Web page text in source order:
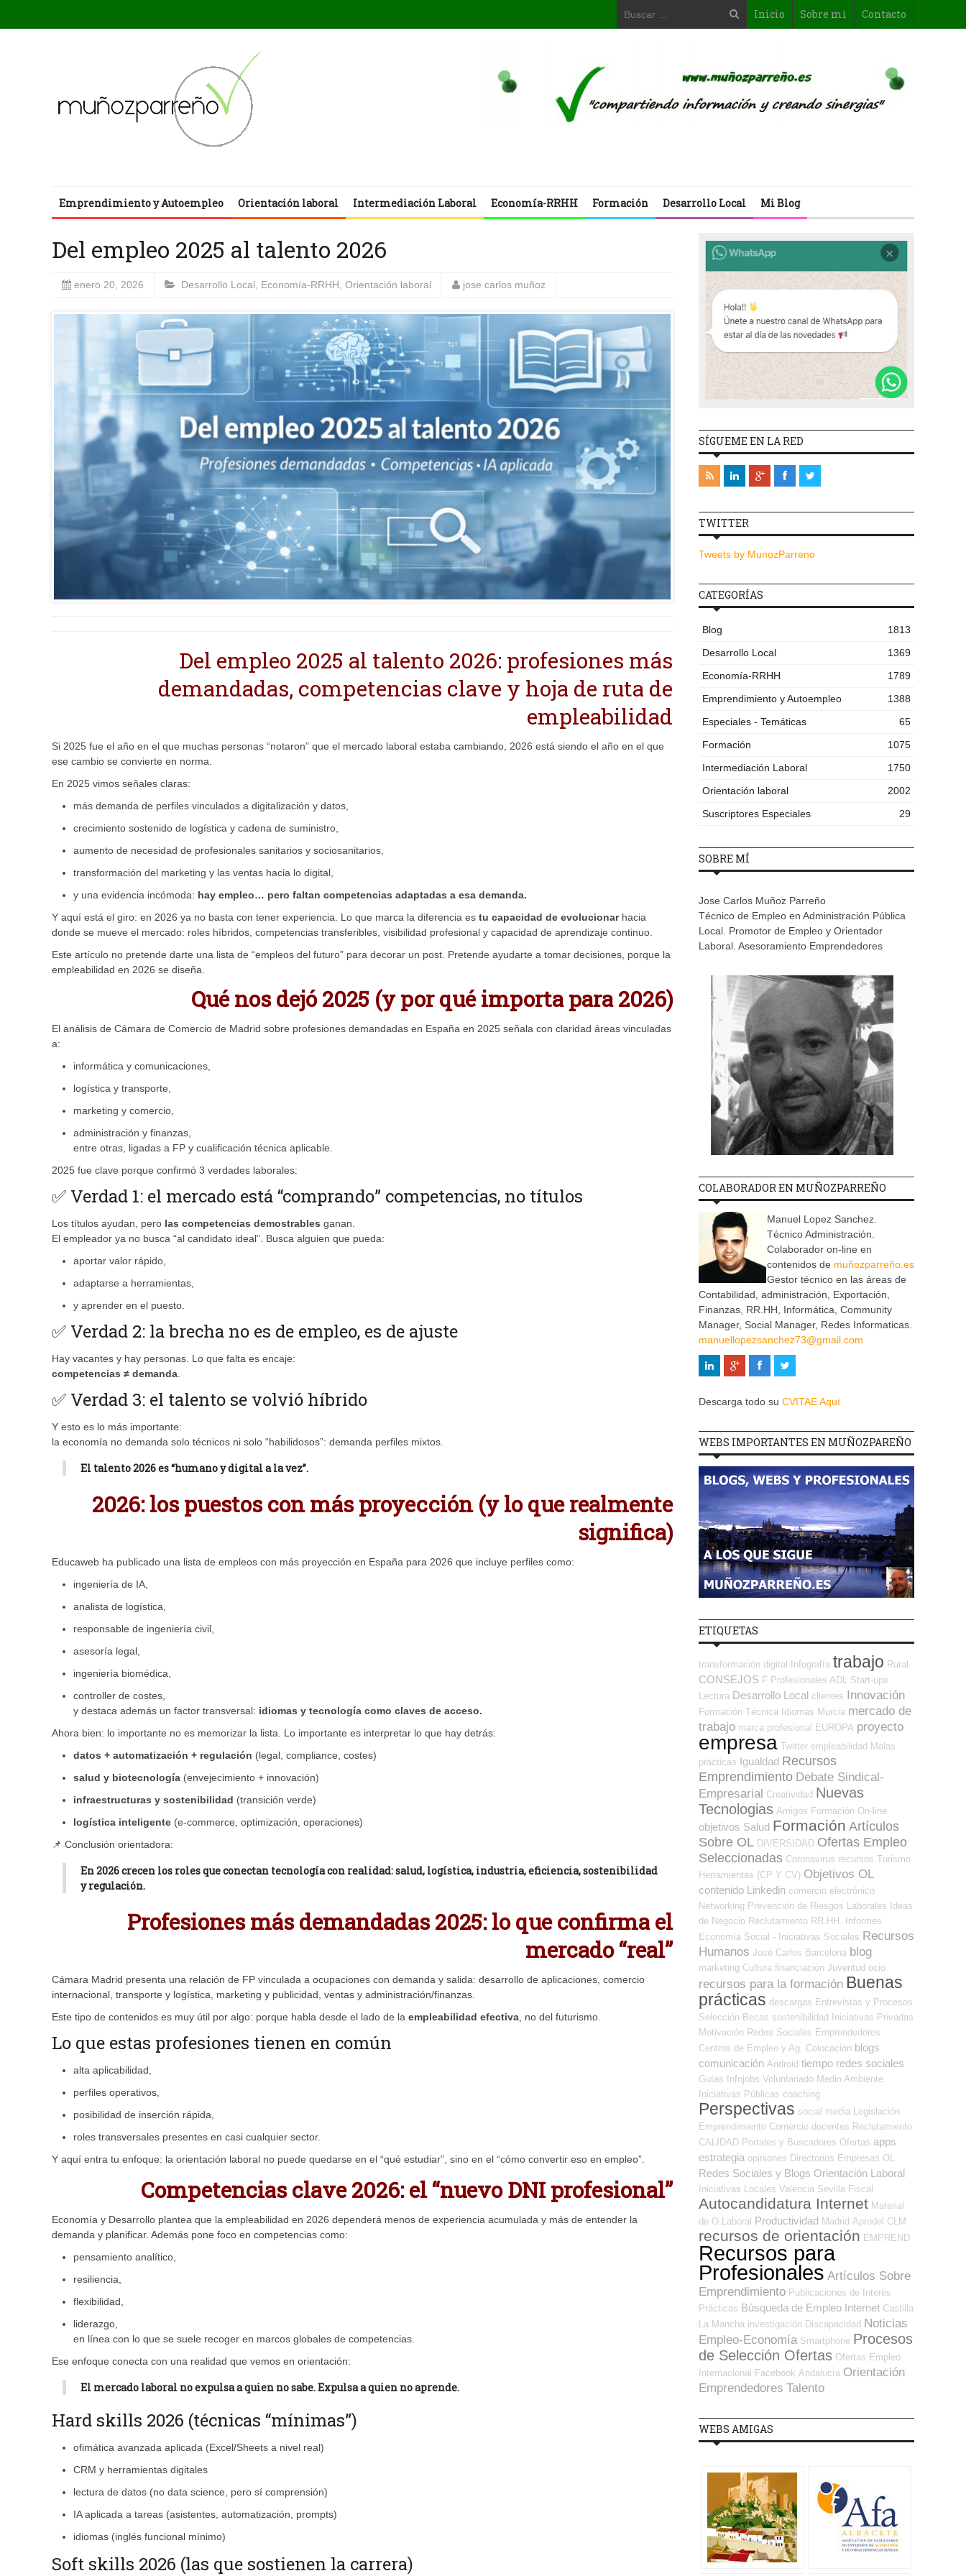
Inicio Sobre mi Contacto
Emprendimiento y Autoempleo Orientación laboral Intermediación Laboral Economía-RRHH Formación Desarrollo Local Mi Blog
Del empleo 2025 al talento 2026
enero 20, 2026 Desarrollo Local Economía-RRHH Orientación laboral jose carlos muñoz
Del empleo 2025 al talento 2026: profesiones más
demandadas, competencias clave y hoja de ruta de
empleabilidad
Si 2025 fue el año en el que muchas personas “notaron” que el mercado laboral estaba cambiando, 2026 está siendo el año en el que
ese cambio se convierte en norma.
En 2025 vimos señales claras:
más demanda de perfiles vinculados a digitalización y datos,
crecimiento sostenido de logística y cadena de suministro,
aumento de necesidad de profesionales sanitarios y sociosanitarios,
transformación del marketing y las ventas hacia lo digital,
y una evidencia incómoda: hay empleo… pero faltan competencias adaptadas a esa demanda.
Y aquí está el giro: en 2026 ya no basta con tener experiencia. Lo que marca la diferencia es tu capacidad de evolucionarhacia
donde se mueve el mercado: roles híbridos, competencias transferibles, visibilidad profesional y capacidad de aprendizaje continuo.
Este artículo no pretende darte una lista de “empleos del futuro” para decorar un post. Pretende ayudarte a tomar decisiones, porque la
empleabilidad en 2026 se diseña.
Qué nos dejó 2025 (y por qué importa para 2026)
El análisis de Cámara de Comercio de Madrid sobre profesiones demandadas en España en 2025 señala con claridad áreas vinculadas
a:
informática y comunicaciones,
logística y transporte,
marketing y comercio,
administración y finanzas,
entre otras, ligadas a FP y cualificación técnica aplicable.
2025 fue clave porque confirmó 3 verdades laborales:
✅ Verdad 1: el mercado está “comprando” competencias, no títulos
Los títulos ayudan, pero las competencias demostrables ganan.
El empleador ya no busca “al candidato ideal”. Busca alguien que pueda:
aportar valor rápido,
adaptarse a herramientas,
y aprender en el puesto.
✅ Verdad 2: la brecha no es de empleo, es de ajuste
Hay vacantes y hay personas. Lo que falta es encaje:
competencias ≠ demanda.
✅ Verdad 3: el talento se volvió híbrido
Y esto es lo más importante:
la economía no demanda solo técnicos ni solo “habilidosos”: demanda perfiles mixtos.
El talento 2026 es “humano y digital a la vez”.
2026: los puestos con más proyección (y lo que realmente
significa)
Educaweb ha publicado una lista de empleos con más proyección en España para 2026 que incluye perfiles como:
ingeniería de IA,
analista de logística,
responsable de ingeniería civil,
asesoría legal,
ingeniería biomédica,
controller de costes,
y destaca además un factor transversal: idiomas y tecnología como claves de acceso.
Ahora bien: lo importante no es memorizar la lista. Lo importante es interpretar lo que hay detrás:
datos + automatización + regulación (legal, compliance, costes)
salud y biotecnología (envejecimiento + innovación)
infraestructuras y sostenibilidad (transición verde)
logística inteligente (e-commerce, optimización, operaciones)
📌 Conclusión orientadora:
En 2026 crecen los roles que conectan tecnología con realidad: salud, logística, industria, eficiencia, sostenibilidad
y regulación.
Profesiones más demandadas 2025: lo que confirma el
mercado “real”
Cámara Madrid presenta una relación de FP vinculada a ocupaciones con demanda y salida: desarrollo de aplicaciones, comercio
internacional, transporte y logística, marketing y publicidad, ventas y administración/finanzas.
Este tipo de contenidos es muy útil por algo: porque habla desde el lado de la empleabilidad efectiva, no del futurismo.
Lo que estas profesiones tienen en común
alta aplicabilidad,
perfiles operativos,
posibilidad de inserción rápida,
roles transversales presentes en casi cualquier sector.
Y aquí entra tu enfoque: la orientación laboral no puede quedarse en el “qué estudiar”, sino en el “cómo convertir eso en empleo”.
Competencias clave 2026: el “nuevo DNI profesional”
Economía y Desarrollo plantea que la empleabilidad en 2026 dependerá menos de experiencia acumulada y más de entender la
demanda y planificar. Además pone foco en competencias como:
pensamiento analítico,
resiliencia,
flexibilidad,
liderazgo,
en línea con lo que se suele recoger en marcos globales de competencias.
Ese enfoque conecta con una realidad que vemos en orientación:
El mercado laboral no expulsa a quien no sabe. Expulsa a quien no aprende.
Hard skills 2026 (técnicas “mínimas”)
ofimática avanzada aplicada (Excel/Sheets a nivel real)
CRM y herramientas digitales
lectura de datos (no data science, pero sí comprensión)
IA aplicada a tareas (asistentes, automatización, prompts)
idiomas (inglés funcional mínimo)
Soft skills 2026 (las que sostienen la carrera)
SÍGUEME EN LA RED
TWITTER
Tweets by MunozParreno
CATEGORÍAS
Blog
1813
Desarrollo Local
1369
Economía-RRHH
1789
Emprendimiento y Autoempleo
1388
Especiales - Temáticas
65
Formación
1075
Intermediación Laboral
1750
Orientación laboral
2002
Suscriptores Especiales
29
SOBRE MÍ
Jose Carlos Muñoz Parreño
Técnico de Empleo en Administración Pública
Local. Promotor de Empleo y Orientador
Laboral. Asesoramiento Emprendedores
COLABORADOR EN MUÑOZPARREÑO
Manuel Lopez Sanchez.
Técnico Administración.
Colaborador on-line en
contenidos de muñozparreño.es
Gestor técnico en las áreas de
Contabilidad, administración, Exportación,
Finanzas, RR.HH, Informática, Community
Manager, Social Manager, Redes Informaticas.
manuellopezsanchez73@gmail.com
Descarga todo su CVITAE Aquí
WEBS IMPORTANTES EN MUÑOZPAREÑO
ETIQUETAS
transformación digital Infografía trabajo Rural
CONSEJOS F Profesionales ADL
Start-ups
Lectura Desarrollo Local clientes Innovación
Formación Técnica Idiomas Murcia mercado de
trabajo marca profesional EUROPA proyecto
empresa Twitter empleabilidad Malas
prácticas Igualdad Recursos
Emprendimiento Debate Sindical-
Empresarial Creatividad Nuevas
Tecnologias Amigos Formación On-line
objetivos Salud Formación Artículos
Sobre OL DIVERSIDAD Ofertas Empleo
Seleccionadas Coronavirus recursos Turismo
Herramientas (CP Y CV) Objetivos OL
contenido Linkedin comercio electrónico
Networking Prevención de Riesgos Laborales
Ideas
de Negocio Reclutamiento RR.HH.
Informes
Economía Social - Iniciativas Sociales Recursos
Humanos José Carlos Barcelona blog
marketing Cultura financiación Juventud ocio
recursos para la formación Buenas
prácticas descargas Entrevistas y Procesos
Selección Becas sostenibilidad
Iniciativas Privadas
Motivación Redes Sociales Emprendedores
Centros de Empleo y Ag. Colocación blogs
comunicación Android tiempo redes sociales
Guías Infojobs Voluntariado Medio Ambiente
Iniciativas Públicas coaching
Perspectivas social media
Legislación
Emprendimiento Comercio docentes Reclutamiento
CALIDAD Portales y Buscadores Ofertas apps
estrategia opiniones Directorios Empresas OL
Redes Sociales y Blogs Orientación Laboral
Iniciativas Locales Valencia Sevilla Fiscal
Autocandidatura Internet Material
de O.Laboral Productividad Madrid Aprodel CLM
recursos de orientación EMPREND
Recursos para
Profesionales Artículos Sobre
Emprendimiento Publicaciones de Interés
Prácticas Búsqueda de Empleo Internet Castilla
La Mancha investigación Discapacidad Noticias
Empleo-Economía Smartphone Procesos
de Selección Ofertas Ofertas Empleo
Internacional
Facebook Andalucía Orientación
Emprendedores Talento
WEBS AMIGAS